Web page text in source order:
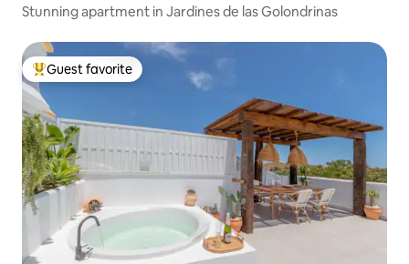
Stunning apartment in Jardines de las Golondrinas
Top guest favorite
Guest favorite